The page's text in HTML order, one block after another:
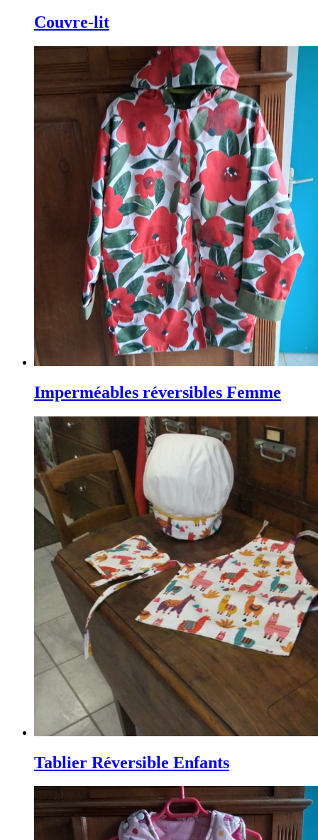
Couvre-lit
Imperméables réversibles Femme
Tablier Réversible Enfants